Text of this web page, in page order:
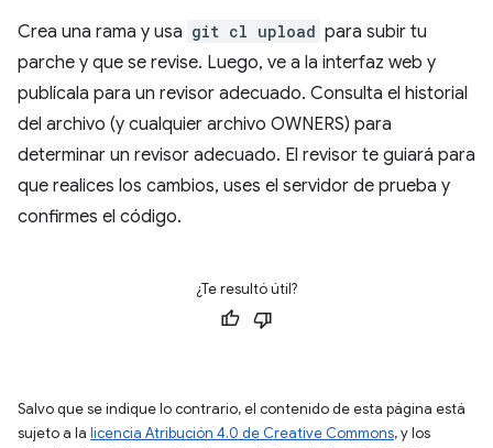
Crea una rama y usa git cl upload para subir tu
parche y que se revise. Luego, ve a la interfaz web y
publícala para un revisor adecuado. Consulta el historial
del archivo (y cualquier archivo OWNERS) para
determinar un revisor adecuado. El revisor te guiará para
que realices los cambios, uses el servidor de prueba y
confirmes el código.
¿Te resultó útil?
Salvo que se indique lo contrario, el contenido de esta página está
sujeto a la licencia Atribución 4.0 de Creative Commons, y los